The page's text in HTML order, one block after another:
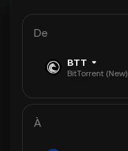
De
BTT
BitTorrent (New)
À